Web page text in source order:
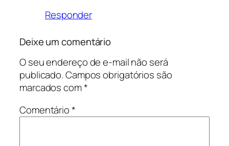
Responder
Deixe um comentário
O seu endereço de e-mail não será
publicado.Campos obrigatórios são
marcados com*
Comentário*